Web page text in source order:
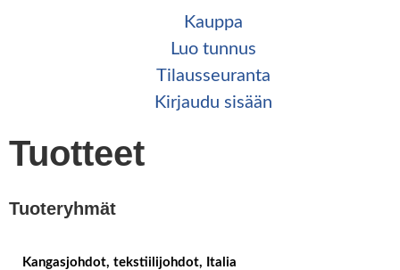
Kauppa
Luo tunnus
Tilaus­seuranta
Kirjaudu sisään
Tuotteet
Tuoteryhmät
Kangasjohdot, tekstiilijohdot, Italia